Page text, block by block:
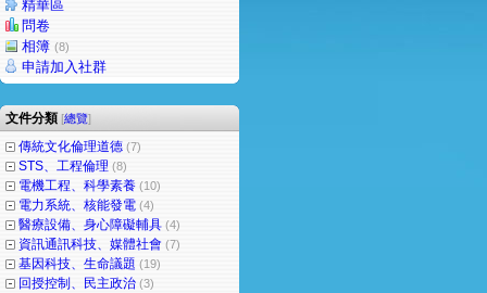
精華區
問卷
相簿 (8)
申請加入社群
文件分類 [總覽]
傳統文化倫理道德 (7)
STS、工程倫理 (8)
電機工程、科學素養 (10)
電力系統、核能發電 (4)
醫療設備、身心障礙輔具 (4)
資訊通訊科技、媒體社會 (7)
基因科技、生命議題 (19)
回授控制、民主政治 (3)